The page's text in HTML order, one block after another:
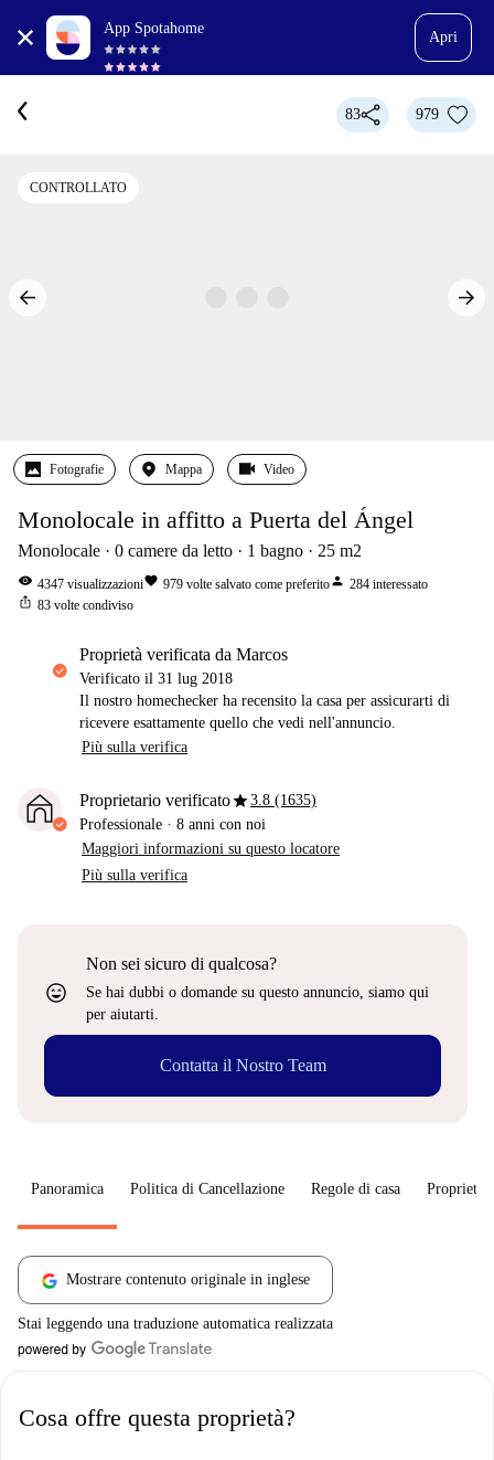
App Spotahome
Apri
83 979
CONTROLLATO
Fotografie Mappa Video
Monolocale in affitto a Puerta del Ángel
Monolocale 0 camere da letto 1 bagno 25 m2
visibility 4347 visualizzazionifavorite 979 volte salvato come preferitoperson 284 interessato
ios_share 83 volte condiviso
proprietà verificata da Marcos
Verificato il 31 lug 2018
Il nostro homechecker ha recensito la casa per assicurarti di
ricevere esattamente quello che vedi nell'annuncio.
Più sulla verifica
Proprietario verificatostar3.8 (1635)
Professionale · 8 anni con noi
Maggiori informazioni su questo locatore
Più sulla verifica
sentiment_very_satisfied
Non sei sicuro di qualcosa?
Se hai dubbi o domande su questo annuncio, siamo qui
per aiutarti.
Contatta il Nostro Team
Panoramica Politica di Cancellazione Regole di casa
Mostrare contenuto originale in inglese
Stai leggendo una traduzione automatica realizzata
Cosa offre questa proprietà?